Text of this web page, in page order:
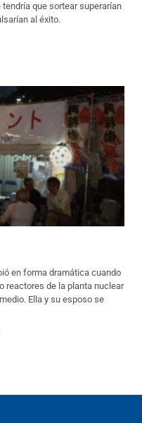
que sortear superarían
al éxito.
en forma dramática cuando
reactores de la planta nuclear
Ella y su esposo se